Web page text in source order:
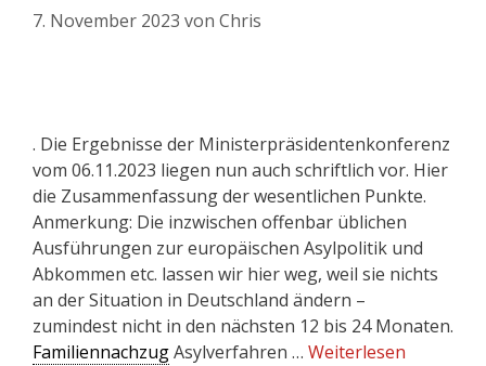
7. November 2023 von Chris
. Die Ergebnisse der Ministerpräsidentenkonferenz
vom 06.11.2023 liegen nun auch schriftlich vor. Hier
die Zusammenfassung der wesentlichen Punkte.
Anmerkung: Die inzwischen offenbar üblichen
Ausführungen zur europäischen Asylpolitik und
Abkommen etc. lassen wir hier weg, weil sie nichts
an der Situation in Deutschland ändern –
zumindest nicht in den nächsten 12 bis 24 Monaten.
FamiliennachzugAsylverfahren … Weiterlesen